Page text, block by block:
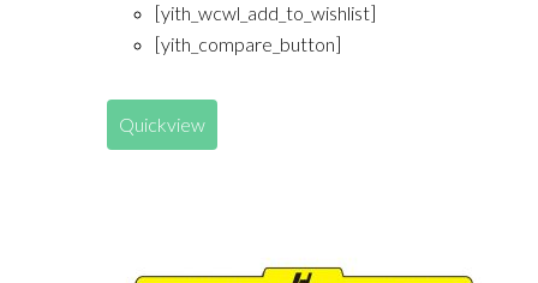
[yith_wcwl_add_to_wishlist]
[yith_compare_button]
Quickview